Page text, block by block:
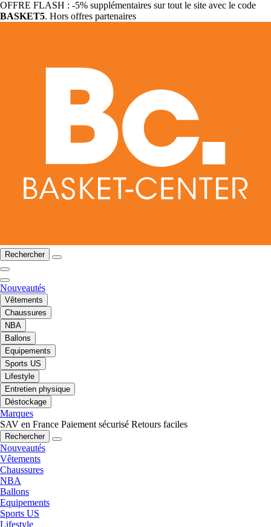
OFFRE FLASH : -5% supplémentaires sur tout le site avec le code
BASKET5. Hors offres partenaires
Rechercher
Nouveautés
Vêtements
Chaussures
NBA
Ballons
Equipements
Sports US
Lifestyle
Entretien physique
Déstockage
Marques
SAV en France Paiement sécurisé Retours faciles
Rechercher
Nouveautés
Vêtements
Chaussures
NBA
Ballons
Equipements
Sports US
Lifestyle